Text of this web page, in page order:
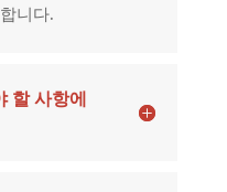
니다.
할 사항에